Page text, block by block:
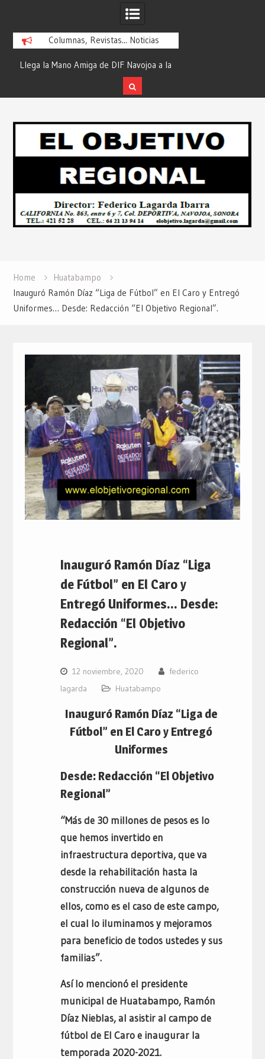
Columnas, Revistas... Noticias
Llega la Mano Amiga de DIF Navojoa a la
Ampliación Beltrones con la Feria de
Servicios… Desde: Redacción “El
Redacción “El
Home
Huatabampo
Inauguró Ramón Díaz “Liga de Fútbol” en El Caro y Entregó
Uniformes… Desde: Redacción “El Objetivo Regional”.
Inauguró Ramón Díaz “Liga
de Fútbol” en El Caro y
Entregó Uniformes… Desde:
Redacción “El Objetivo
Regional”.
12 noviembre, 2020
federico
lagarda
Huatabampo
Inauguró Ramón Díaz “Liga de
Fútbol” en El Caro y Entregó
Uniformes
Desde: Redacción “El Objetivo
Regional”
“Más de 30 millones de pesos es lo
que hemos invertido en
infraestructura deportiva, que va
desde la rehabilitación hasta la
construcción nueva de algunos de
ellos, como es el caso de este campo,
el cual lo iluminamos y mejoramos
para beneficio de todos ustedes y sus
familias”.
Así lo mencionó el presidente
municipal de Huatabampo, Ramón
Díaz Nieblas, al asistir al campo de
fútbol de El Caro e inaugurar la
temporada 2020-2021.